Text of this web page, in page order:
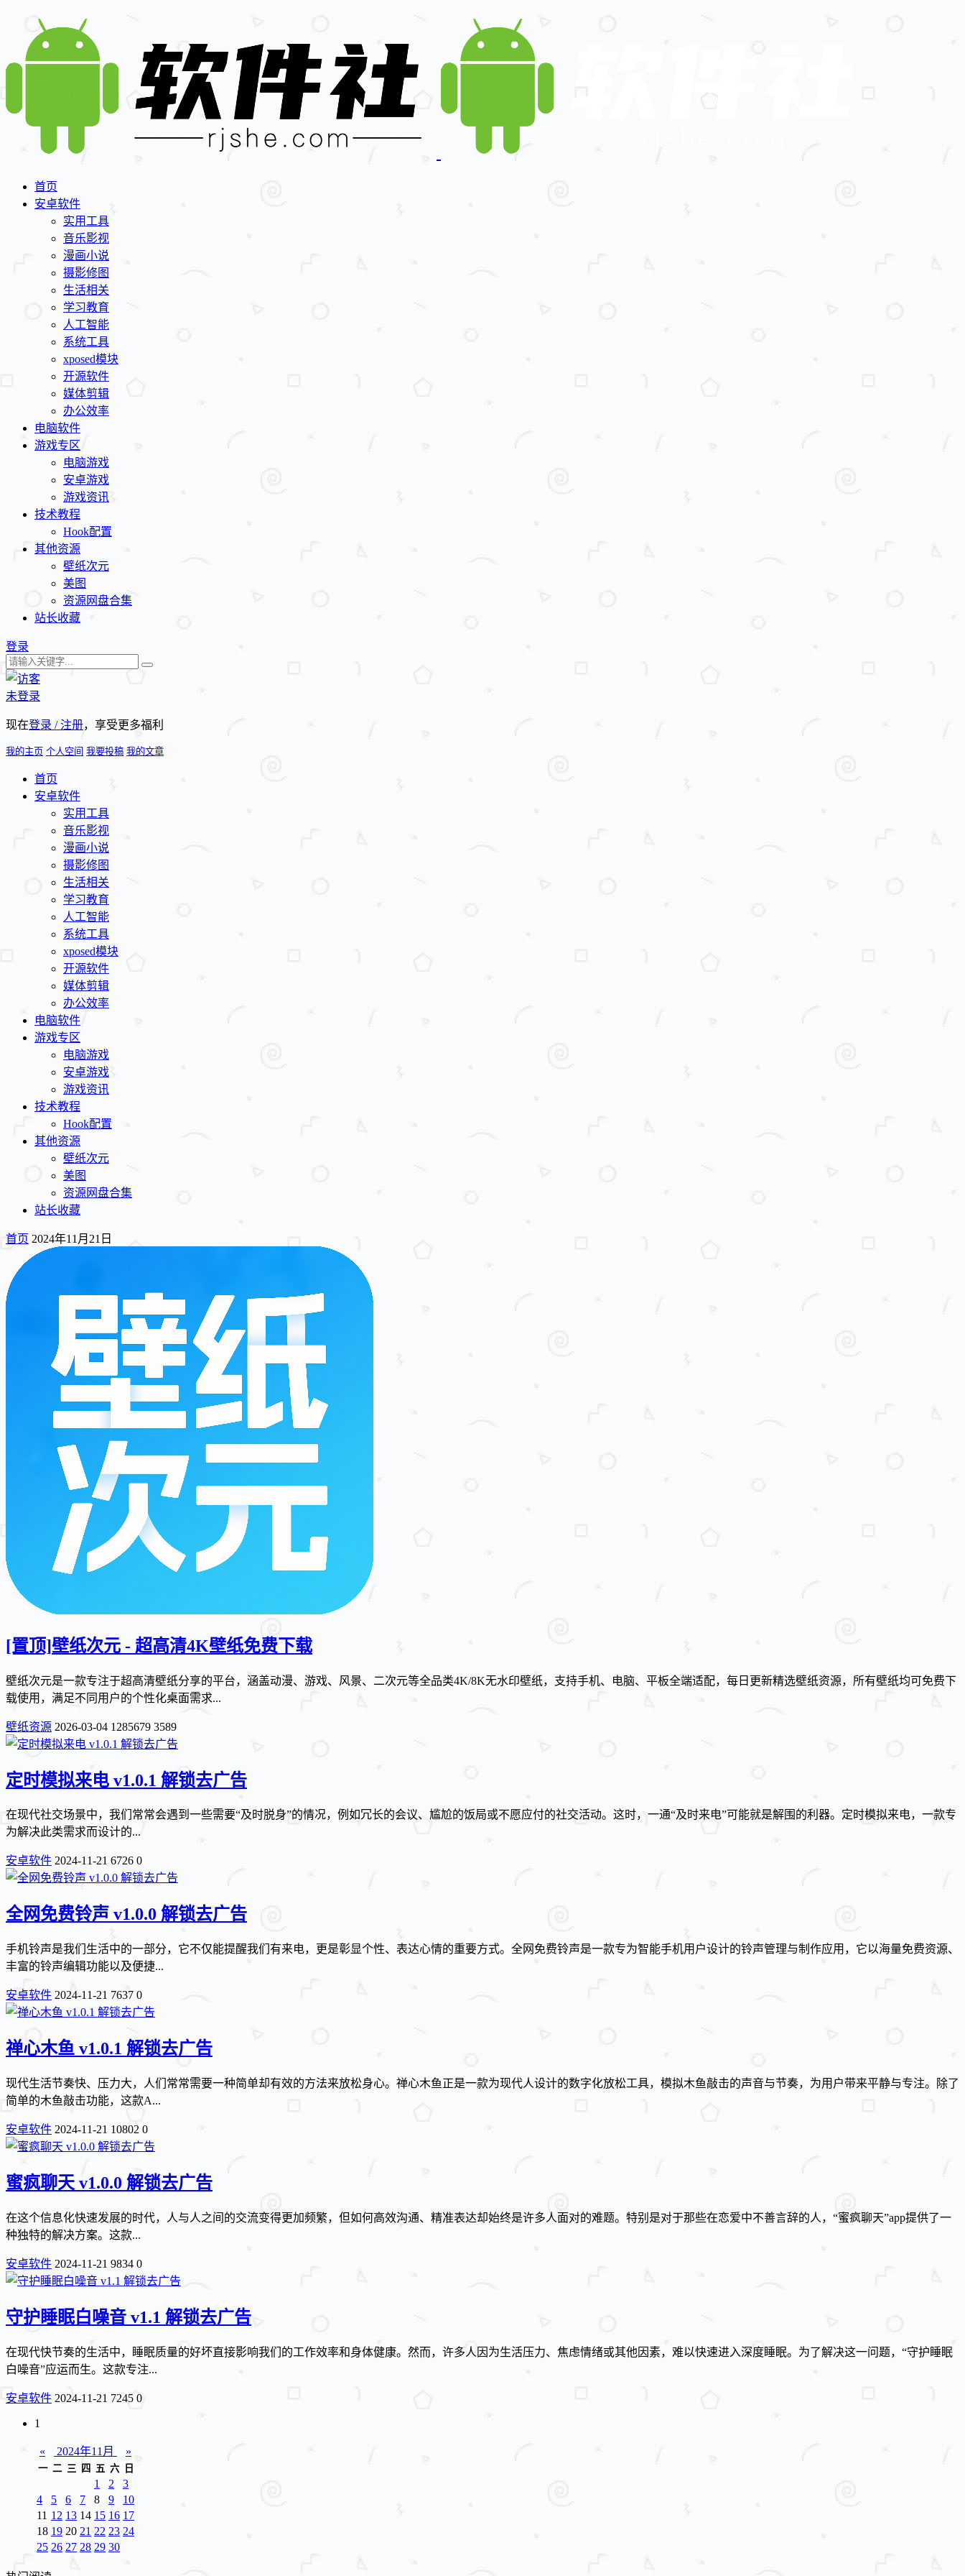
首页
安卓软件
实用工具
音乐影视
漫画小说
摄影修图
生活相关
学习教育
人工智能
系统工具
xposed模块
开源软件
媒体剪辑
办公效率
电脑软件
游戏专区
电脑游戏
安卓游戏
游戏资讯
技术教程
Hook配置
其他资源
壁纸次元
美图
资源网盘合集
站长收藏
登录
未登录
现在登录 / 注册，享受更多福利
我的主页 个人空间 我要投稿 我的文章
首页
安卓软件
实用工具
音乐影视
漫画小说
摄影修图
生活相关
学习教育
人工智能
系统工具
xposed模块
开源软件
媒体剪辑
办公效率
电脑软件
游戏专区
电脑游戏
安卓游戏
游戏资讯
技术教程
Hook配置
其他资源
壁纸次元
美图
资源网盘合集
站长收藏
首页 2024年11月21日
[置顶]壁纸次元 - 超高清4K壁纸免费下载
壁纸次元是一款专注于超高清壁纸分享的平台，涵盖动漫、游戏、风景、二次元等全品类4K/8K无水印壁纸，支持手机、电脑、平板全端适配，每日更新精选壁纸资源，所有壁纸均可免费下
载使用，满足不同用户的个性化桌面需求...
壁纸资源 2026-03-04 1285679 3589
定时模拟来电 v1.0.1 解锁去广告
在现代社交场景中，我们常常会遇到一些需要“及时脱身”的情况，例如冗长的会议、尴尬的饭局或不愿应付的社交活动。这时，一通“及时来电”可能就是解围的利器。定时模拟来电，一款专
为解决此类需求而设计的...
安卓软件 2024-11-21 6726 0
全网免费铃声 v1.0.0 解锁去广告
手机铃声是我们生活中的一部分，它不仅能提醒我们有来电，更是彰显个性、表达心情的重要方式。全网免费铃声是一款专为智能手机用户设计的铃声管理与制作应用，它以海量免费资源、
丰富的铃声编辑功能以及便捷...
安卓软件 2024-11-21 7637 0
禅心木鱼 v1.0.1 解锁去广告
现代生活节奏快、压力大，人们常常需要一种简单却有效的方法来放松身心。禅心木鱼正是一款为现代人设计的数字化放松工具，模拟木鱼敲击的声音与节奏，为用户带来平静与专注。除了
简单的木鱼敲击功能，这款A...
安卓软件 2024-11-21 10802 0
蜜疯聊天 v1.0.0 解锁去广告
在这个信息化快速发展的时代，人与人之间的交流变得更加频繁，但如何高效沟通、精准表达却始终是许多人面对的难题。特别是对于那些在恋爱中不善言辞的人，“蜜疯聊天”app提供了一
种独特的解决方案。这款...
安卓软件 2024-11-21 9834 0
守护睡眠白噪音 v1.1 解锁去广告
在现代快节奏的生活中，睡眠质量的好坏直接影响我们的工作效率和身体健康。然而，许多人因为生活压力、焦虑情绪或其他因素，难以快速进入深度睡眠。为了解决这一问题，“守护睡眠
白噪音”应运而生。这款专注...
安卓软件 2024-11-21 7245 0
1
« 2024年11月 »
一 二 三 四 五 六 日
1 2
3
4
5 6 7 8 9
10
11 12 13 14 15 16 17
18 19 20 21 22 23 24
25 26 27 28 29 30